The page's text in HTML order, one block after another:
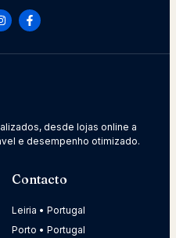
desde lojas online a
e desempenho otimizado.
Contacto
Leiria • Portugal
Porto • Portugal